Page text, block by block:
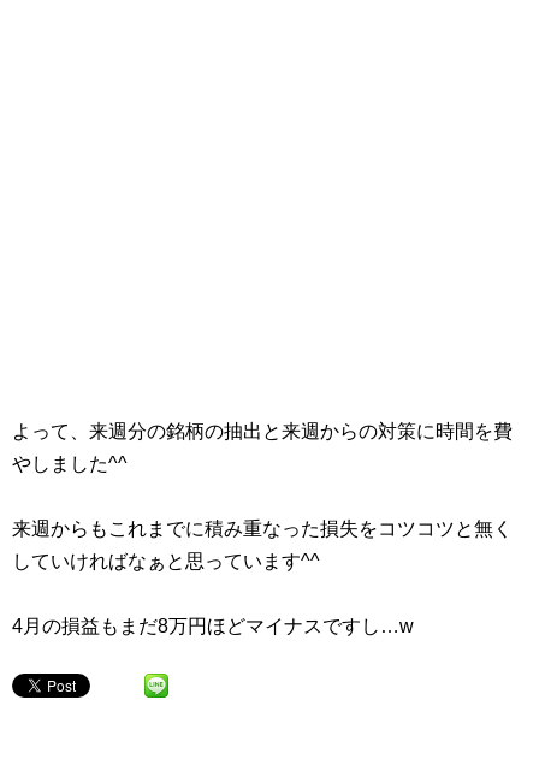
よって、来週分の銘柄の抽出と来週からの対策に時間を費
やしました^^
来週からもこれまでに積み重なった損失をコツコツと無く
していければなぁと思っています^^
4月の損益もまだ8万円ほどマイナスですし…w